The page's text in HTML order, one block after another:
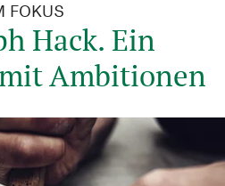
FOKUS
Hack. Ein
Ambitionen